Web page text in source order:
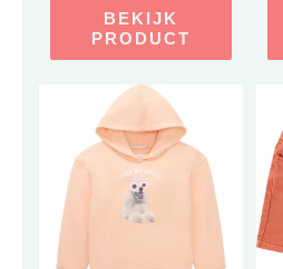
BEKIJK
PRODUCT